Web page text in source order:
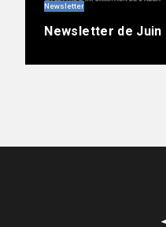
Newsletter
Newsletter de Juin